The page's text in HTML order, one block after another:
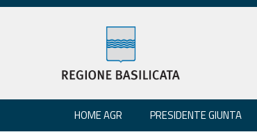
HOME AGR PRESIDENTE GIUNTA